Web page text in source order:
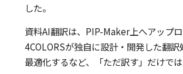
した。
資料AI翻訳は、PIP-Maker上へアップ
4COLORSが独自に設計・開発した翻
最適化するなど、「ただ訳す」だけで